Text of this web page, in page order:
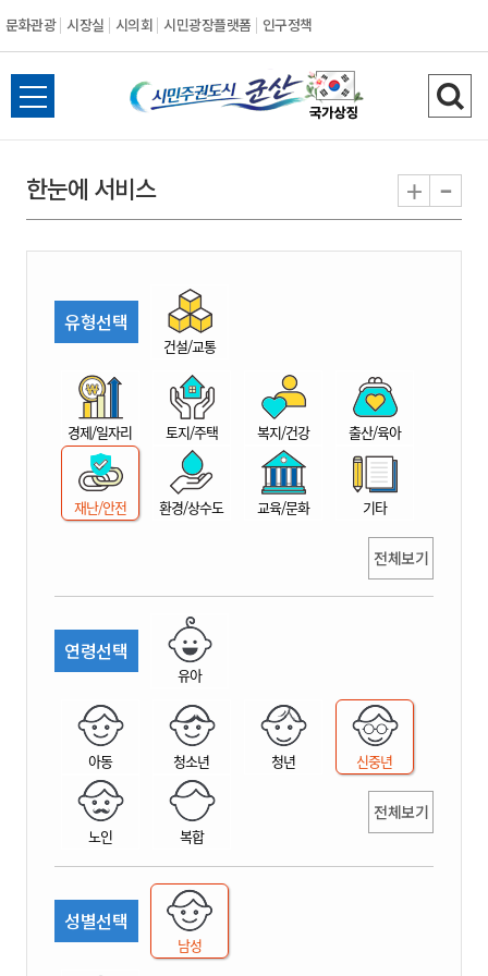
문화관광 시장실 시의회 시민광장플랫폼 인구정책
시
민
권
시
산
전
체
뉴
열
검
색
기
한눈에 서비스 + -
유형선택
건설/교통
경제/일자리 토지/주택 복지/건강 출산/육아
재난/안전 환경/상수도 교육/문화 기타
전체보기
연령선택
유아
아동 청소년 청년 신중년
노인 복합
전체보기
성별선택
남성